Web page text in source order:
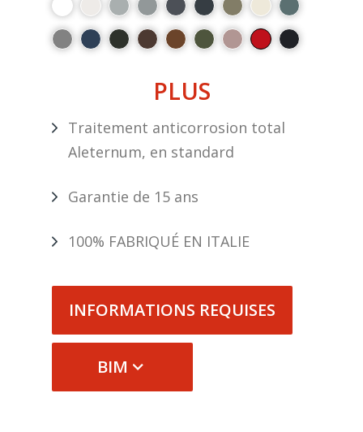
PLUS
Traitement anticorrosion total
Aleternum, en standard
Garantie de 15 ans
100% FABRIQUÉ EN ITALIE
INFORMATIONS REQUISES
BIM